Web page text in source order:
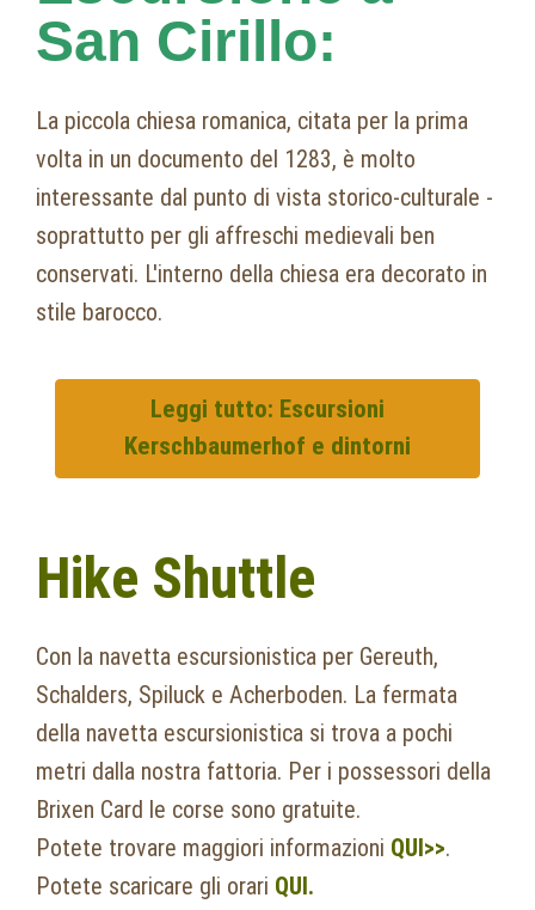
San Cirillo:
La piccola chiesa romanica, citata per la prima
volta in un documento del 1283, è molto
interessante dal punto di vista storico-culturale -
soprattutto per gli affreschi medievali ben
conservati. L'interno della chiesa era decorato in
stile barocco.
Leggi tutto: Escursioni
Kerschbaumerhof e dintorni
Hike Shuttle
Con la navetta escursionistica per Gereuth,
Schalders, Spiluck e Acherboden. La fermata
della navetta escursionistica si trova a pochi
metri dalla nostra fattoria. Per i possessori della
Brixen Card le corse sono gratuite.
Potete trovare maggiori informazioni QUI>>.
Potete scaricare gli orari QUI.